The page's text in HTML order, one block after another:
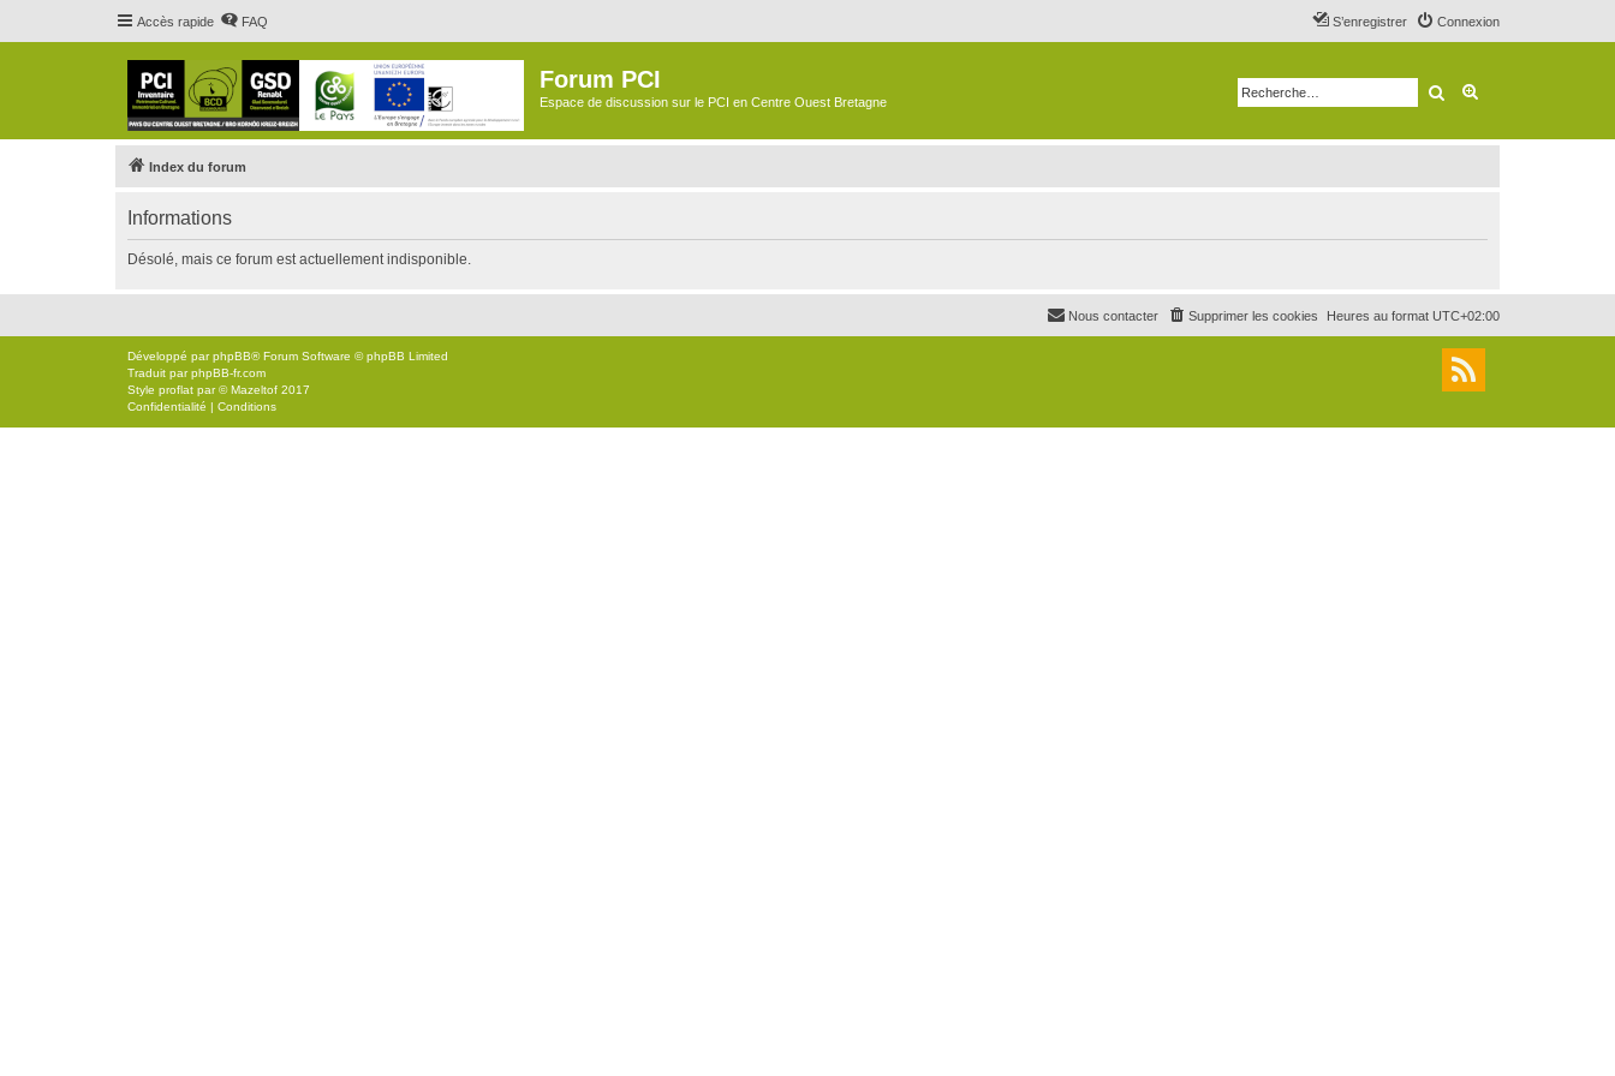
Accès rapide FAQ Connexion
S’enregistrer
Forum PCI
Espace de discussion sur le PCI en Centre Ouest Bretagne Rechercher
Index du forum
Informations
Désolé, mais ce forum est actuellement indisponible.
Heures au format UTC+02:00
Supprimer les cookies
Nous contacter
Développé parphpBB® Forum Software © phpBB Limited
Traduit parphpBB-fr.com
Style proflat par ©Mazeltof 2017
Confidentialité | Conditions